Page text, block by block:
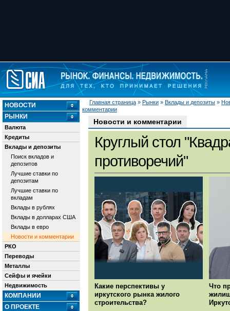
Главная страница » Рынки » Вклады и депозиты »
комментарии
НОВОСТИ
РЫНКИ
Валюта
Кредиты
Вклады и депозиты
Поиск вкладов и
депозитов
Лучшие ставки по
депозитам
Лучшие ставки по
вкладам
Вклады в рублях
Вклады в долларах США
Вклады в евро
Новости и комментарии
РКО
Переводы
Металлы
Сейфы и ячейки
Недвижимость
КОМПАНИИ
О ПРОЕКТЕ
Новости и комментарии
Круглый стол
противоречий"
Какие перспективы у
иркутского рынка жилого
строительства?
Что